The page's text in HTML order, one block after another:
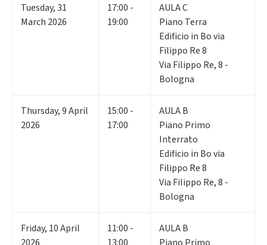
Tuesday,31
March 2026
17:00 -
19:00
AULA C
Piano Terra
Edificio in Bo via
Filippo Re 8
Via Filippo Re, 8 -
Bologna
Thursday,9April
2026
15:00 -
17:00
AULA B
Piano Primo
Interrato
Edificio in Bo via
Filippo Re 8
Via Filippo Re, 8 -
Bologna
Friday, 10April
11:00 -
AULA B